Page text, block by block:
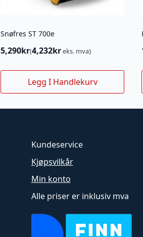
Snøfres ST 700e
5,290kr(4,232kreks. mva)
Legg I Handlekurv
Kundeservice
Kjøpsvilkår
Min konto
Alle priser er inklusiv mva